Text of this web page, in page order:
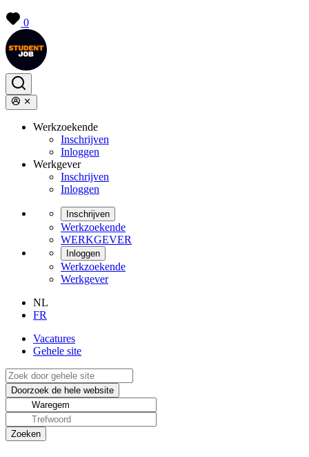
0
Werkzoekende
Inschrijven
Inloggen
Werkgever
Inschrijven
Inloggen
Inschrijven
Werkzoekende
WERKGEVER
Inloggen
Werkzoekende
Werkgever
NL
FR
Vacatures
Gehele site